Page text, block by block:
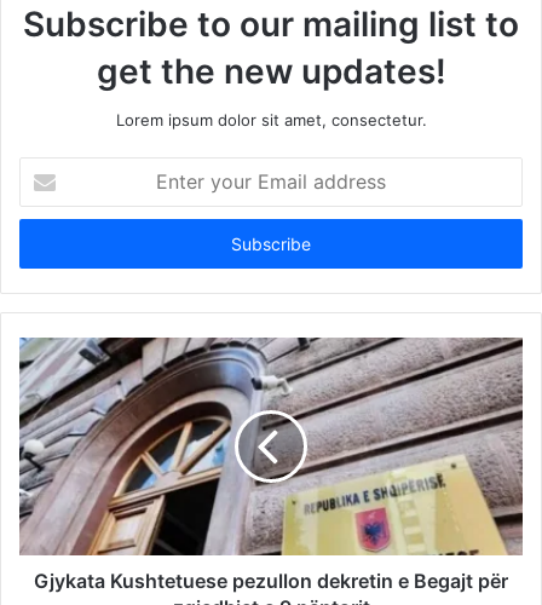
Subscribe to our mailing list to
get the new updates!
Lorem ipsum dolor sit amet, consectetur.
your
Email
Gjykata Kushtetuese pezullon dekretin e Begajt për